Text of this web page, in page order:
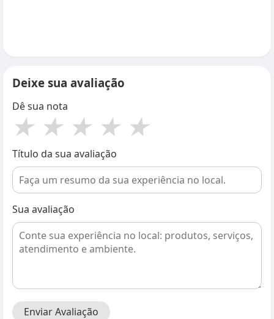
Deixe sua avaliação
Dê sua nota
★ ★ ★ ★ ★
Título da sua avaliação
Sua avaliação
Enviar Avaliação